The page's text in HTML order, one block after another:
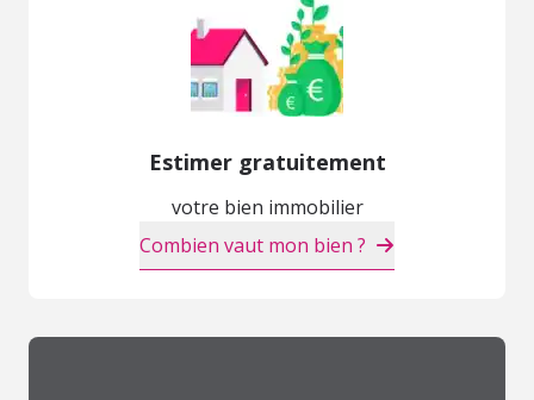
Estimer gratuitement
votre bien immobilier
Combien vaut mon bien ?